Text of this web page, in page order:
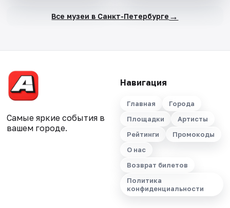
Все музеи в Санкт-Петербурге →
Самые яркие события в
вашем городе.
Навигация
Главная
Города
Площадки
Артисты
Рейтинги
Промокоды
О нас
Возврат билетов
Политика
конфиденциальности